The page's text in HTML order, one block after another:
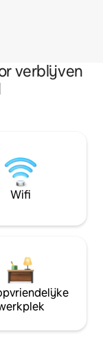
verblijven
Wifi